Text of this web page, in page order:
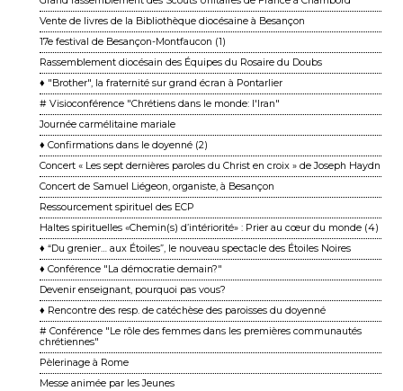
Vente de livres de la Bibliothèque diocésaine à Besançon
17e festival de Besançon-Montfaucon (1)
Rassemblement diocésain des Équipes du Rosaire du Doubs
♦ "Brother", la fraternité sur grand écran à Pontarlier
# Visioconférence "Chrétiens dans le monde: l'Iran"
Journée carmélitaine mariale
♦ Confirmations dans le doyenné (2)
Concert « Les sept dernières paroles du Christ en croix » de Joseph Haydn
Concert de Samuel Liégeon, organiste, à Besançon
Ressourcement spirituel des ECP
Haltes spirituelles «Chemin(s) d’intériorité» : Prier au cœur du monde (4)
♦ “Du grenier… aux Étoiles”, le nouveau spectacle des Étoiles Noires
♦ Conférence "La démocratie demain?"
Devenir enseignant, pourquoi pas vous?
♦ Rencontre des resp. de catéchèse des paroisses du doyenné
# Conférence "Le rôle des femmes dans les premières communautés
chrétiennes"
Pèlerinage à Rome
Messe animée par les Jeunes